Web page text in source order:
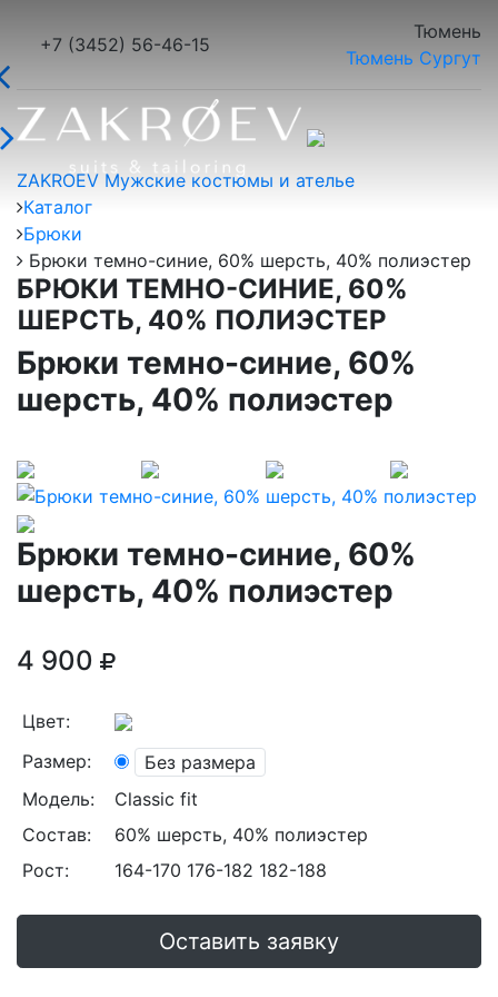
+7 (3452) 56-46-15
Тюмень
Тюмень Сургут
ZAKROEV Мужские костюмы и ателье
Каталог
Брюки
Брюки темно-синие, 60% шерсть, 40% полиэстер
БРЮКИ ТЕМНО-СИНИЕ, 60%
ШЕРСТЬ, 40% ПОЛИЭСТЕР
Брюки темно-синие, 60%
шерсть, 40% полиэстер
Брюки темно-синие, 60%
шерсть, 40% полиэстер
4 900
Цвет:
Размер:
Без размера
Модель:
Classic fit
Состав:
60% шерсть, 40% полиэстер
Рост:
164-170 176-182 182-188
Оставить заявку